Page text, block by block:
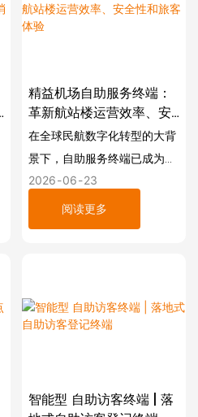
精益机场自助服务终端：
革新航站楼运营效率、安
全性和旅客体验
在全球民航数字化转型的大背
景下，自助服务终端已成为智
慧机场建设的核心硬件基础设
施。成熟、稳定且适应性强的
自助服务终端解决方案，能够
的同时，有效减轻机场工作人
员的工作负担。深圳市精益自
机场量身定制的全场景集成自
2026 06 23
阅读更多
智能型 自助访客终端 | 落